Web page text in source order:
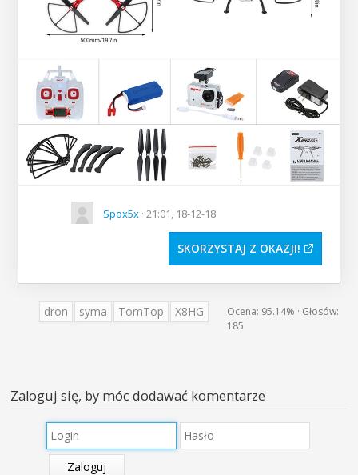
Spox5x · 21:01, 18-12-18
SKORZYSTAJ Z OKAZJI
dron syma TomTop X8HG Ocena: 95.14% · Głosów:
185
Zaloguj się, by móc dodawać komentarze
Zaloguj